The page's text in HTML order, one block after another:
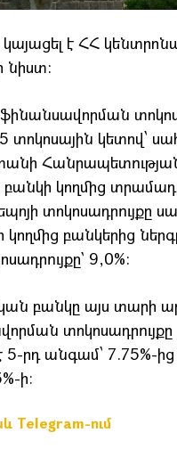
կայացել է ՀՀ
նիստ:
տոկոսային կետով՝
կողմից
տոկոսադրույքը
բանկերից
9,0%:
բանկը այս տարի
տոկոսադրույքը
5-րդ անգամ՝ 7.75%-ից
ի։
Telegram-ում